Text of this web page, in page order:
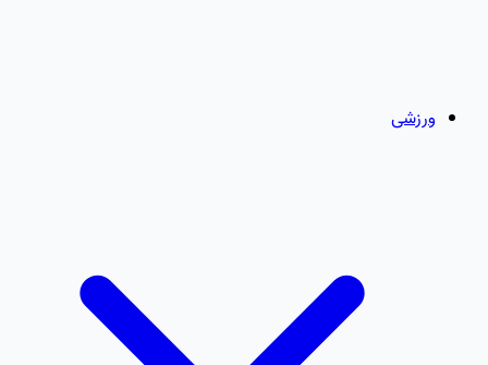
ورزشی